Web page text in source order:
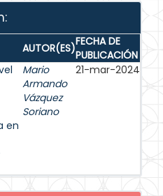
AUTOR(ES)FECHA DE
PUBLICACIÓN
en
Mario
Armando
Vázquez
Soriano
21-mar-2024